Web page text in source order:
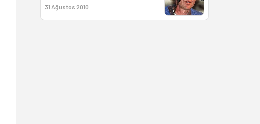
31 Ağustos 2010